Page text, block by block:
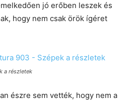
jó erőben leszek és
hogy nem csak örök ígéret
a részletek
észre sem vették, hogy nem a